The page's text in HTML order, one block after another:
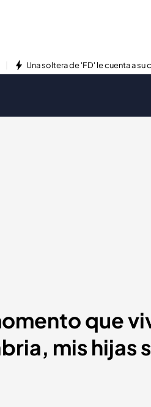
Una soltera de 'FD' le cuenta a
que
mis hijas